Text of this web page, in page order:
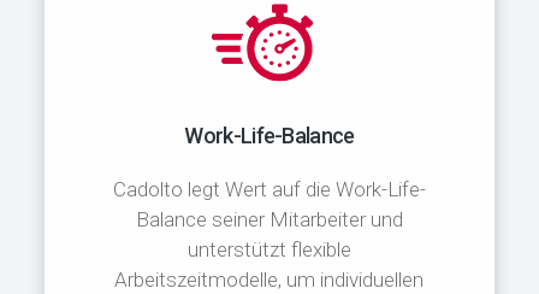
Work-Life-Balance
Cadolto legt Wert auf die Work-Life-
Balance seiner Mitarbeiter und
unterstützt flexible
Arbeitszeitmodelle, um individuellen